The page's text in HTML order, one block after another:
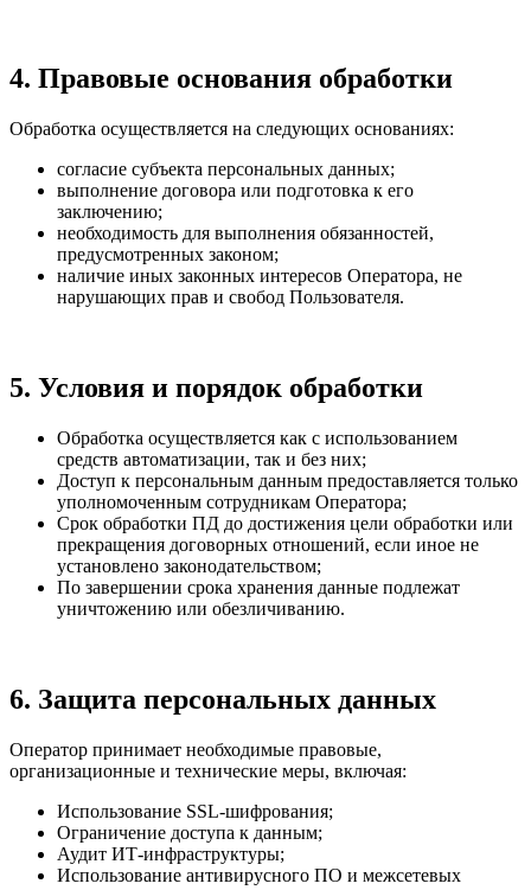
4. Правовые основания обработки
Обработка осуществляется на следующих основаниях:
согласие субъекта персональных данных;
выполнение договора или подготовка к его
заключению;
необходимость для выполнения обязанностей,
предусмотренных законом;
наличие иных законных интересов Оператора, не
нарушающих прав и свобод Пользователя.
5. Условия и порядок обработки
Обработка осуществляется как с использованием
средств автоматизации, так и без них;
Доступ к персональным данным предоставляется только
уполномоченным сотрудникам Оператора;
Срок обработки ПД до достижения цели обработки или
прекращения договорных отношений, если иное не
установлено законодательством;
По завершении срока хранения данные подлежат
уничтожению или обезличиванию.
6. Защита персональных данных
Оператор принимает необходимые правовые,
организационные и технические меры, включая:
Использование SSL-шифрования;
Ограничение доступа к данным;
Аудит ИТ-инфраструктуры;
Использование антивирусного ПО и межсетевых